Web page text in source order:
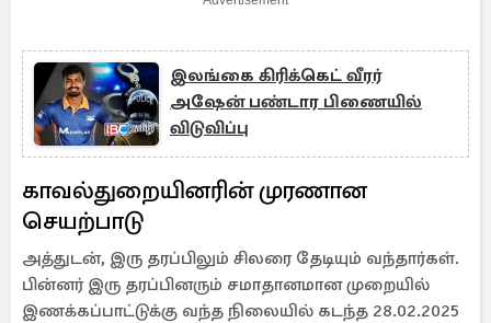
இலங்கை கிரிக்கெட் வீரர்
அஷேன் பண்டார பிணையில்
விடுவிப்பு
காவல்துறையினரின் முரணான
செயற்பாடு
அத்துடன், இரு தரப்பிலும் சிலரை தேடியும் வந்தார்கள்.
பின்னர் இரு தரப்பினரும் சமாதானமான முறையில்
இணக்கப்பாட்டுக்கு வந்த நிலையில் கடந்த 28.02.2025